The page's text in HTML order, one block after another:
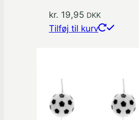
kr. 19,95 DKK
Tilføj til kurv